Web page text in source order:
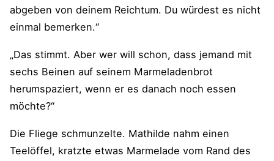
abgeben von deinem Reichtum. Du würdest es nicht
einmal bemerken.“
„Das stimmt. Aber wer will schon, dass jemand mit
sechs Beinen auf seinem Marmeladenbrot
herumspaziert, wenn er es danach noch essen
möchte?“
Die Fliege schmunzelte. Mathilde nahm einen
Teelöffel, kratzte etwas Marmelade vom Rand des